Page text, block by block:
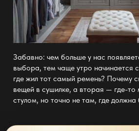
Забавно: чем больше у нас
выбора, тем чаще утро начинается
где жил тот самый ремень? Почему
вещей в сушилке, а вторая — где-то
стулом, но точно не там, где должна